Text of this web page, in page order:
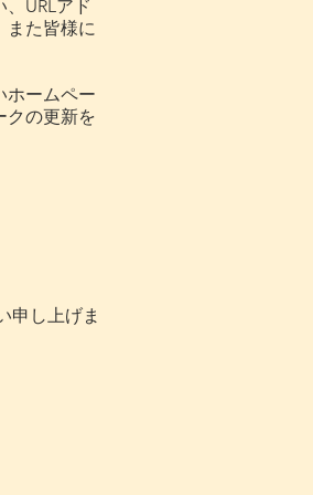
URLアド
また皆様に
ホームペー
クの更新を
申し上げま